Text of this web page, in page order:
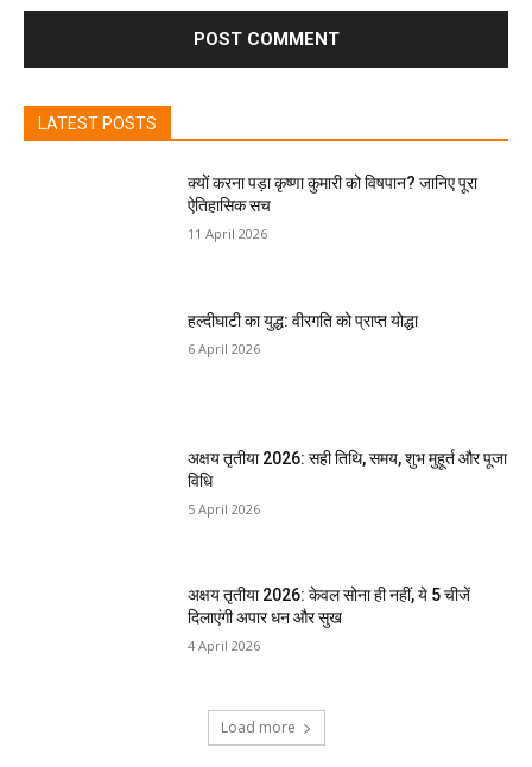
LATEST POSTS
क्यों करना पड़ा कृष्णा कुमारी को विषपान? जानिए पूरा
ऐतिहासिक सच
11 April 2026
हल्दीघाटी का युद्ध: वीरगति को प्राप्त योद्धा
6 April 2026
अक्षय तृतीया 2026: सही तिथि, समय, शुभ मुहूर्त और पूजा
विधि
5 April 2026
अक्षय तृतीया 2026: केवल सोना ही नहीं, ये 5 चीजें
दिलाएंगी अपार धन और सुख
4 April 2026
Load more